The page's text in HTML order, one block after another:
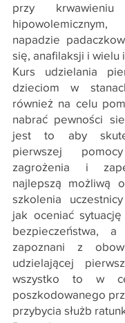
przy
napadzie
się, anafilaksji i wielu
Kurs udzielania
dzieciom w
również na celu
nabrać pewności
jest to aby
pierwszej
zagrożenia i
najlepszą możliwą
szkolenia
jak oceniać
bezpieczeństwa,
zapoznani z
udzielającej
wszystko to w
poszkodowanego
przybycia służb